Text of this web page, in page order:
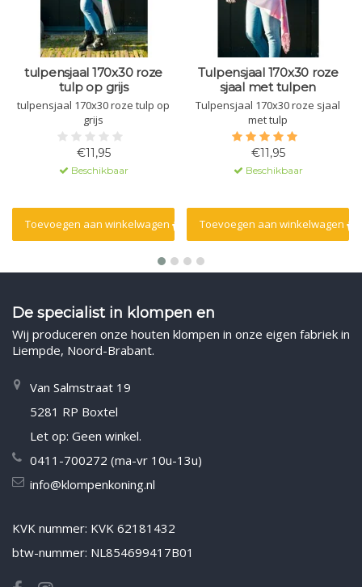
tulpensjaal 170x30 roze
tulp op grijs
tulpensjaal 170x30 roze tulp op
grijs
€11,95
Beschikbaar
Toevoegen aan winkelwagen
Tulpensjaal 170x30 roze
sjaal met tulpen
Tulpensjaal 170x30 roze sjaal
met tulp
€11,95
Beschikbaar
Toevoegen aan winkelwagen
De specialist in klompen en
Wij produceren onze houten klompen in onze eigen fabriek in
Liempde, Noord-Brabant.
Van Salmstraat 19
5281 RP Boxtel
Let op: Geen winkel.
0411-700272 (ma-vr 10u-13u)
info@klompenkoning.nl
KVK nummer: KVK 62181432
btw-nummer: NL854699417B01